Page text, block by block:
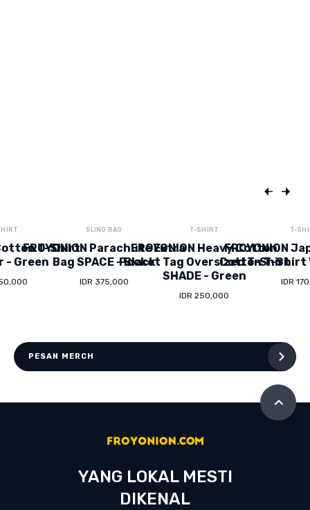
T-Shirt
- Green
SLING BAG
FROYONION Parachute Extra
Bag SPACE - Black
IDR 375,000
T-SHIRT
FROYONION Heavy Cotton
Pocket Tag Oversized T-Shirt
SHADE - Green
IDR 250,000
T-
FROYONION
Cotton T-Shirt
IDR
PESAN MERCH
YANG LOKAL MESTI
DIKENAL